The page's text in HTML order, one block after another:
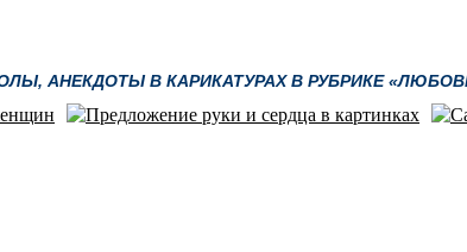
АНЕКДОТЫ В КАРИКАТУРАХ В РУБРИКЕ